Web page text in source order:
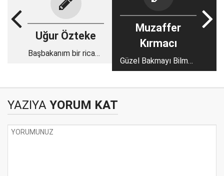
Uğur Özteke
Başbakanım bir ricada
Muzaffer
Kırmacı
Güzel Bakmayı Bilmek
Güzeldir
YAZIYA YORUM KAT